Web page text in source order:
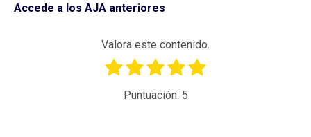
Accede a los AJA anteriores
Valora este contenido.
Puntuación: 5